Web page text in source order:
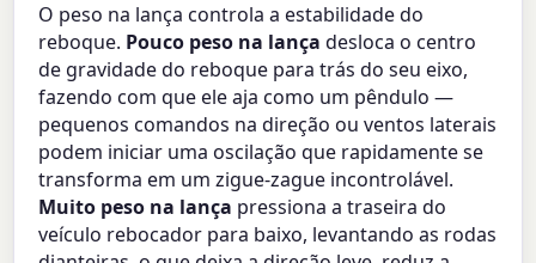
O peso na lança controla a estabilidade do
reboque. Pouco peso na lança desloca o centro
de gravidade do reboque para trás do seu eixo,
fazendo com que ele aja como um pêndulo —
pequenos comandos na direção ou ventos laterais
podem iniciar uma oscilação que rapidamente se
transforma em um zigue-zague incontrolável.
Muito peso na lança pressiona a traseira do
veículo rebocador para baixo, levantando as rodas